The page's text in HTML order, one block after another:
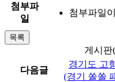
첨부파
일
첨부파일
목록
게시판
다음글
경기도 고
(경기 쏠쏠